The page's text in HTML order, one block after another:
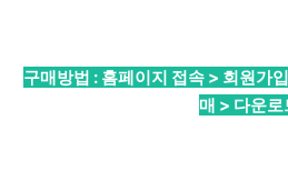
구매방법 : 홈페이지 접속 > 회원가
매 > 다운로